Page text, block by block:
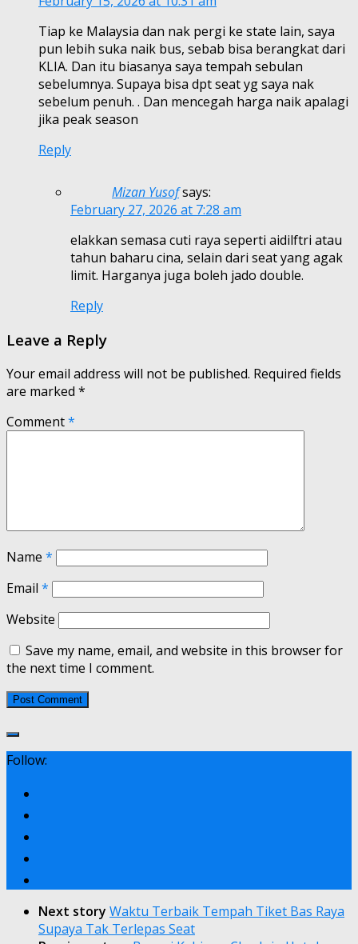
Tiap ke Malaysia dan nak pergi ke state lain, saya
pun lebih suka naik bus, sebab bisa berangkat dari
KLIA. Dan itu biasanya saya tempah sebulan
sebelumnya. Supaya bisa dpt seat yg saya nak
sebelum penuh. . Dan mencegah harga naik apalagi
jika peak season
Reply
Mizan Yusofsays:
February 27, 2026 at 7:28 am
elakkan semasa cuti raya seperti aidilftri atau
tahun baharu cina, selain dari seat yang agak
limit. Harganya juga boleh jado double.
Reply
Leave a Reply
Your email address will not be published. Required fields
are marked *
Comment*
Name *
Email *
Website
Save my name, email, and website in this browser for
the next time I comment.
Follow:
Next story Waktu Terbaik Tempah Tiket Bas Raya
Supaya Tak Terlepas Seat